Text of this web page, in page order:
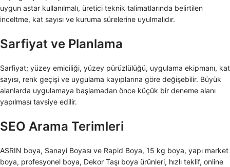
uygun astar kullanılmalı, üretici teknik talimatlarında belirtilen
inceltme, kat sayısı ve kuruma sürelerine uyulmalıdır.
Sarfiyat ve Planlama
Sarfiyat; yüzey emiciliği, yüzey pürüzlülüğü, uygulama ekipmanı, kat
sayısı, renk geçişi ve uygulama kayıplarına göre değişebilir. Büyük
alanlarda uygulamaya başlamadan önce küçük bir deneme alanı
yapılması tavsiye edilir.
SEO Arama Terimleri
ASRIN boya, Sanayi Boyası ve Rapid Boya, 15 kg boya, yapı market
boya, profesyonel boya, Dekor Taşı boya ürünleri, hızlı teklif, online